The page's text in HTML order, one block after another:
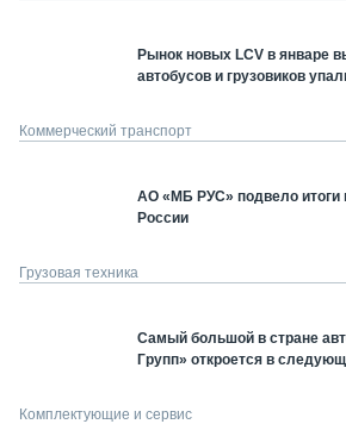
Рынок новых LCV в январе
автобусов и грузовиков
Коммерческий транспорт
АО «МБ РУС» подвело итоги
России
Грузовая техника
Самый большой в стране
Групп» откроется в
Комплектующие и сервис